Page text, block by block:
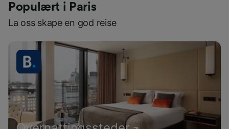
Populært i Paris
La oss skape en god reise